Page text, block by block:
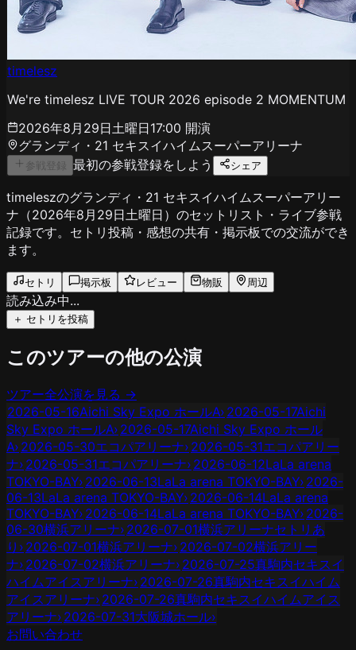
timelesz
We're timelesz LIVE TOUR 2026 episode 2 MOMENTUM
2026年8月29日土曜日17:00 開演
グランディ・21 セキスイハイムスーパーアリーナ
参戦登録 最初の参戦登録をしよう シェア
timeleszのグランディ・21 セキスイハイムスーパーアリー
ナ（2026年8月29日土曜日）のセットリスト・ライブ参戦
記録です。セトリ投稿・感想の共有・掲示板での交流ができ
ます。
セトリ 掲示板 レビュー 物販 周辺
読み込み中...
＋ セトリを投稿
このツアーの他の公演
ツアー全公演を見る →
2026-05-16Aichi Sky Expo ホールA› 2026-05-17Aichi
Sky Expo ホールA› 2026-05-17Aichi Sky Expo ホール
A› 2026-05-30エコパアリーナ› 2026-05-31エコパアリー
ナ› 2026-05-31エコパアリーナ› 2026-06-12LaLa arena
TOKYO-BAY› 2026-06-13LaLa arena TOKYO-BAY› 2026-
06-13LaLa arena TOKYO-BAY› 2026-06-14LaLa arena
TOKYO-BAY› 2026-06-14LaLa arena TOKYO-BAY› 2026-
06-30横浜アリーナ› 2026-07-01横浜アリーナセトリあ
り › 2026-07-01横浜アリーナ› 2026-07-02横浜アリー
ナ› 2026-07-02横浜アリーナ› 2026-07-25真駒内セキスイ
ハイムアイスアリーナ› 2026-07-26真駒内セキスイハイム
アイスアリーナ› 2026-07-26真駒内セキスイハイムアイス
アリーナ› 2026-07-31大阪城ホール›
お問い合わせ